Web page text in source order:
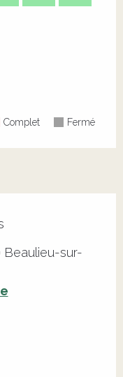
Complet Fermé
Beaulieu-sur-